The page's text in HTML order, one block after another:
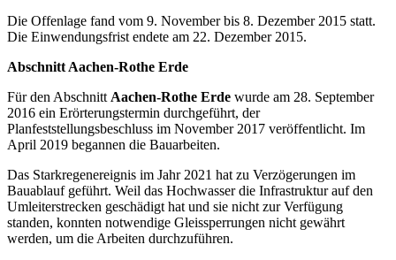
Die Offenlage fand vom 9. November bis 8. Dezember 2015 statt.
Die Einwendungsfrist endete am 22. Dezember 2015.
Abschnitt Aachen-Rothe Erde
Für den AbschnittAachen-Rothe Erde wurde am 28. September
2016 ein Erörterungstermin durchgeführt, der
Planfeststellungsbeschluss im November 2017 veröffentlicht. Im
April 2019 begannen die Bauarbeiten.
Das Starkregenereignis im Jahr 2021 hat zu Verzögerungen im
Bauablauf geführt. Weil das Hochwasser die Infrastruktur auf den
Umleiterstrecken geschädigt hat und sie nicht zur Verfügung
standen, konnten notwendige Gleissperrungen nicht gewährt
werden, um die Arbeiten durchzuführen.